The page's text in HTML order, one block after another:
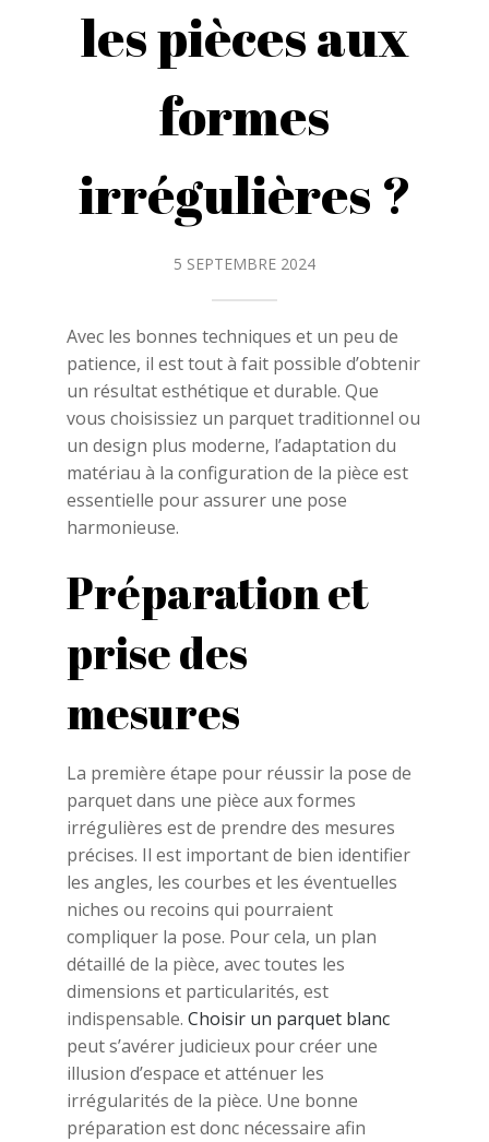
les pièces aux
formes
irrégulières ?
5 SEPTEMBRE 2024
Avec les bonnes techniques et un peu de
patience, il est tout à fait possible d’obtenir
un résultat esthétique et durable. Que
vous choisissiez un parquet traditionnel ou
un design plus moderne, l’adaptation du
matériau à la configuration de la pièce est
essentielle pour assurer une pose
harmonieuse.
Préparation et
prise des
mesures
La première étape pour réussir la pose de
parquet dans une pièce aux formes
irrégulières est de prendre des mesures
précises. Il est important de bien identifier
les angles, les courbes et les éventuelles
niches ou recoins qui pourraient
compliquer la pose. Pour cela, un plan
détaillé de la pièce, avec toutes les
dimensions et particularités, est
indispensable.Choisir un parquet blanc
peut s’avérer judicieux pour créer une
illusion d’espace et atténuer les
irrégularités de la pièce. Une bonne
préparation est donc nécessaire afin